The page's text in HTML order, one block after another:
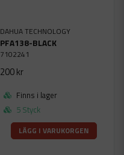
DAHUA TECHNOLOGY
PFA138-BLACK
7102241
200 kr
Finns i lager
5 Styck
LÄGG I VARUKORGEN